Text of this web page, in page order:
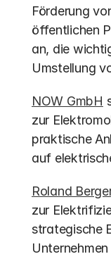
Förderung
öffentlichen
an, die
Umstellung
NOW GmbH
zur
praktische
auf
Roland
zur
strategische